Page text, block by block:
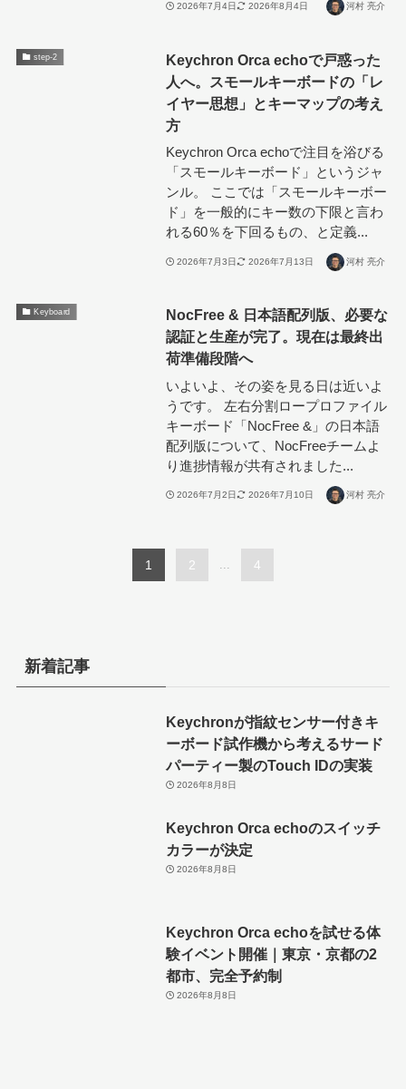
2026年7月4日 2026年8月4日 河村 亮介
step-2
Keychron Orca echoで戸惑った
人へ。スモールキーボードの「レ
イヤー思想」とキーマップの考え
方
Keychron Orca echoで注目を浴びる
「スモールキーボード」というジャ
ンル。 ここでは「スモールキーボー
ド」を一般的にキー数の下限と言わ
れる60％を下回るもの、と定義...
2026年7月3日 2026年7月13日 河村 亮介
Keyboard
NocFree & 日本語配列版、必要な
認証と生産が完了。現在は最終出
荷準備段階へ
いよいよ、その姿を見る日は近いよ
うです。 左右分割ロープロファイル
キーボード「NocFree &」の日本語
配列版について、NocFreeチームよ
り進捗情報が共有されました...
2026年7月2日 2026年7月10日 河村 亮介
1 2 ... 4
新着記事
Keychronが指紋センサー付きキ
ーボード試作機から考えるサード
パーティー製のTouch IDの実装
2026年8月8日
Keychron Orca echoのスイッチ
カラーが決定
2026年8月8日
Keychron Orca echoを試せる体
験イベント開催｜東京・京都の2
都市、完全予約制
2026年8月8日